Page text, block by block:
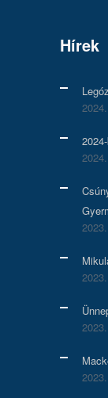
Hírek